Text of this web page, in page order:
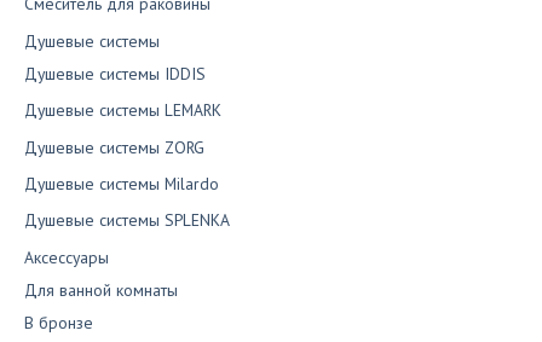
Душевые системы
Душевые системы IDDIS
Душевые системы LEMARK
Душевые системы ZORG
Душевые системы Milardo
Душевые системы SPLENKA
Аксессуары
Для ванной комнаты
В бронзе